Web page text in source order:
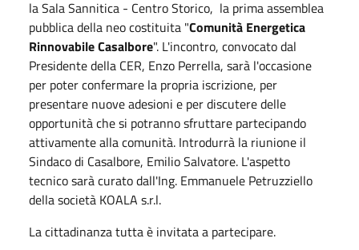
la Sala Sannitica - Centro Storico, la prima assemblea
pubblica della neo costituita "Comunità Energetica
Rinnovabile Casalbore". L'incontro, convocato dal
Presidente della CER, Enzo Perrella, sarà l'occasione
per poter confermare la propria iscrizione, per
presentare nuove adesioni e per discutere delle
opportunità che si potranno sfruttare partecipando
attivamente alla comunità. Introdurrà la riunione il
Sindaco di Casalbore, Emilio Salvatore. L'aspetto
tecnico sarà curato dall'Ing. Emmanuele Petruzziello
della società KOALA s.r.l.
La cittadinanza tutta è invitata a partecipare.